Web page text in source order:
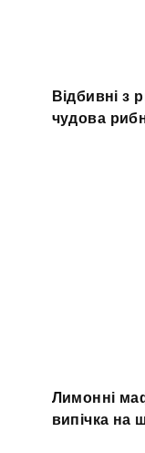
Відбивні з
чудова
Лимонні
випічка на